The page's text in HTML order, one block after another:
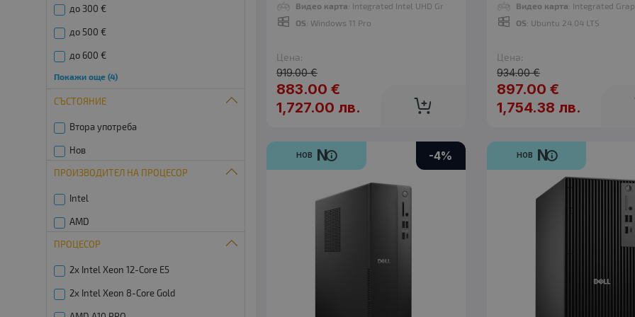
MINIX
MSI
Packard Bell
ViewSonic
Yealink
до 300 €
до 500 €
до 600 €
до 1000 €
до 2000 €
На изплащане
Евтини
Покажи още (4)
СЪСТОЯНИЕ
Втора употреба
Нов
ПРОИЗВОДИТЕЛ НА ПРОЦЕСОР
Intel
AMD
ПРОЦЕСОР
2x Intel Xeon 12-Core E5
2x Intel Xeon 8-Core Gold
N
нов
-4%
Компютър Dell Pro Slim QCS1250
Видео карта: Integrated Intel UHD Graphics 730
OS: Windows 11 Pro
Цена:
919.00 €
883.00 €
1,727.00 лв.
Видео карта: Integrated
OS: Ubuntu 24.04 LTS
Цена:
934.00 €
897.00 €
1,754.38 лв.
НОВ N -4% НОВ N